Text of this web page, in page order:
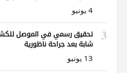
4 يونيو
3
تحقيق رسمي في الموصل
شابة بعد جراحة ناظورية
13 يونيو